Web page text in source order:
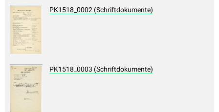
PK1518_0002 (Schriftdokumente)
PK1518_0003 (Schriftdokumente)